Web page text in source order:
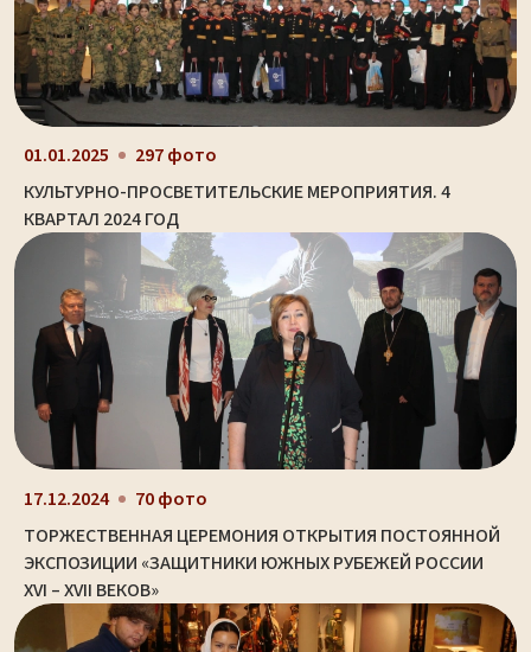
01.01.2025
297 фото
КУЛЬТУРНО-ПРОСВЕТИТЕЛЬСКИЕ МЕРОПРИЯТИЯ. 4
КВАРТАЛ 2024 ГОД
17.12.2024
70 фото
ТОРЖЕСТВЕННАЯ ЦЕРЕМОНИЯ ОТКРЫТИЯ ПОСТОЯННОЙ
ЭКСПОЗИЦИИ «ЗАЩИТНИКИ ЮЖНЫХ РУБЕЖЕЙ РОССИИ
XVI – XVII ВЕКОВ»